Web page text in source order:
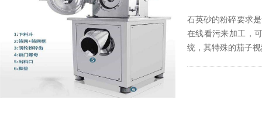
石英砂的粉碎要求是含
在线看污来加工
统，其特殊的茄